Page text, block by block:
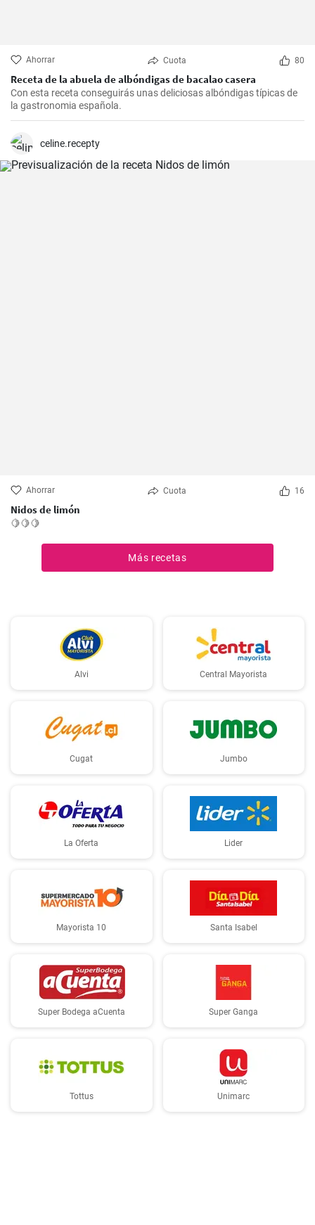
Ahorrar Cuota 80
Receta de la abuela de albóndigas de bacalao casera
Con esta receta conseguirás unas deliciosas albóndigas típicas de
la gastronomia española.
celine.recepty
Ahorrar Cuota 16
Nidos de limón
🍋🍋🍋
Más recetas
Alvi Central Mayorista
Cugat Jumbo
La Oferta Lider
Mayorista 10 Santa Isabel
Super Bodega aCuenta Super Ganga
Tottus Unimarc